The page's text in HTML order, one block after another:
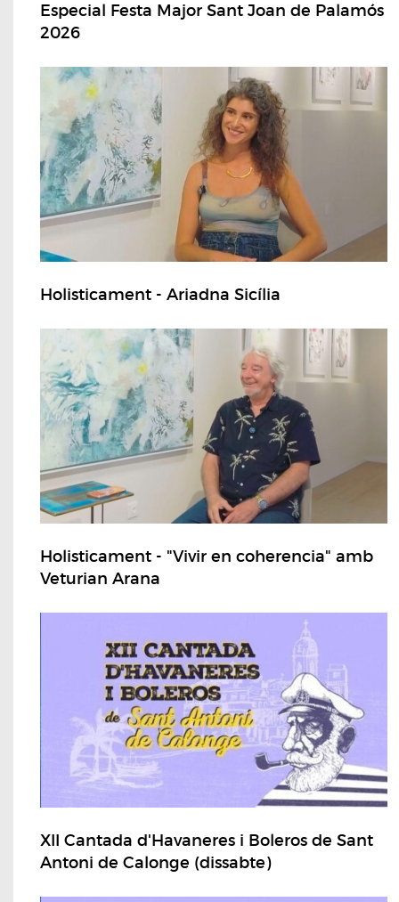
Especial Festa Major Sant Joan de Palamós
2026
Holisticament - Ariadna Sicília
Holisticament - "Vivir en coherencia" amb
Veturian Arana
XII Cantada d'Havaneres i Boleros de Sant
Antoni de Calonge (dissabte)